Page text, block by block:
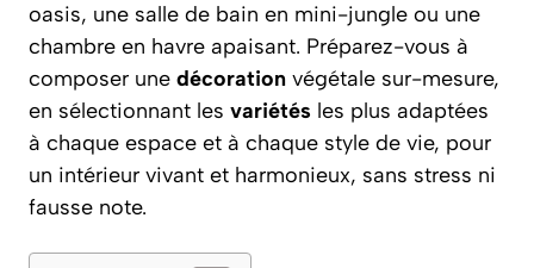
oasis, une salle de bain en mini-jungle ou une
chambre en havre apaisant. Préparez-vous à
composer une décoration végétale sur-mesure,
en sélectionnant les variétés les plus adaptées
à chaque espace et à chaque style de vie, pour
un intérieur vivant et harmonieux, sans stress ni
fausse note.